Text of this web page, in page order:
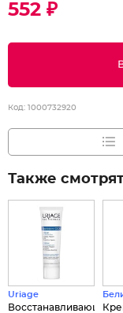
552 ₽
Код: 1000732920
Также
Uriage
Восстанавливающий